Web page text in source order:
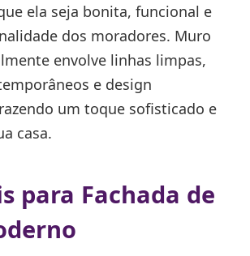
ela seja bonita, funcional e
dos moradores. Muro
envolve linhas limpas,
e design
um toque sofisticado e
casa.
para Fachada de